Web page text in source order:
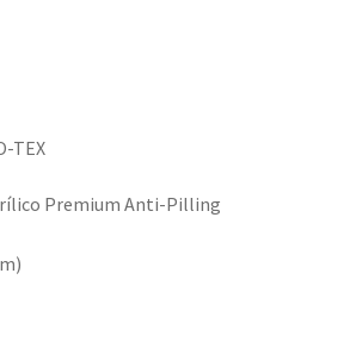
TEX
Premium Anti-Pilling